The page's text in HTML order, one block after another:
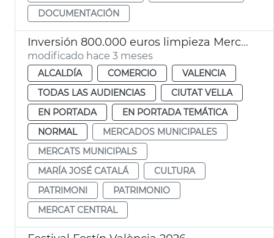
DOCUMENTACIÓN
Inversión 800.000 euros limpieza Mercat Central
modificado hace 3 meses
ALCALDÍA COMERCIO
VALENCIA
TODAS LAS AUDIENCIAS
CIUTAT VELLA
EN PORTADA
EN PORTADA TEMÁTICA
NORMAL
MERCADOS MUNICIPALES
MERCATS MUNICIPALS
MARÍA JOSÉ CATALÁ
CULTURA
PATRIMONI
PATRIMONIO
MERCAT CENTRAL